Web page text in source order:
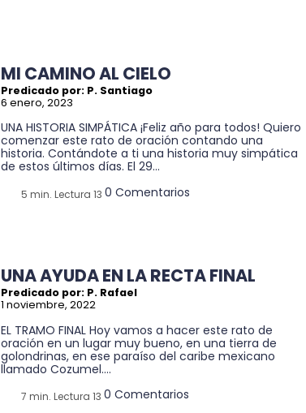
MI CAMINO AL CIELO
Predicado por: P. Santiago
6 enero, 2023
UNA HISTORIA SIMPÁTICA ¡Feliz año para todos! Quiero
comenzar este rato de oración contando una
historia. Contándote a ti una historia muy simpática
de estos últimos días. El 29...
5 min. Lectura 13 0 Comentarios
UNA AYUDA EN LA RECTA FINAL
Predicado por: P. Rafael
1 noviembre, 2022
EL TRAMO FINAL Hoy vamos a hacer este rato de
oración en un lugar muy bueno, en una tierra de
golondrinas, en ese paraíso del caribe mexicano
llamado Cozumel....
7 min. Lectura 13 0 Comentarios